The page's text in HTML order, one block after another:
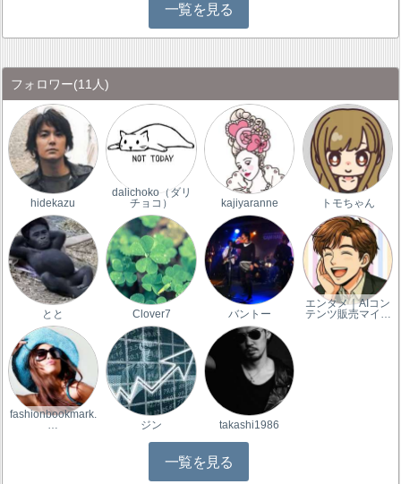
一覧を見る
フォロワー(11人)
hidekazu
dalichoko（ダリ
チョコ）
kajiyaranne トモちゃん
とと Clover7 バントー
エンタメ｜AIコン
テンツ販売マイ…
fashionbookmark.
ジン takashi1986
一覧を見る